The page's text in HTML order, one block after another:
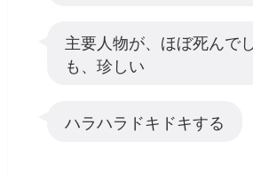
主要人物が、ほぼ死んで
も、珍しい
ハラハラドキドキする